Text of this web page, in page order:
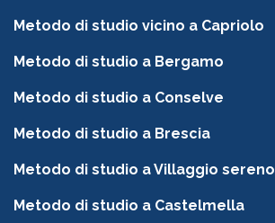
Metodo di studio vicino a Capriolo
Metodo di studio a Bergamo
Metodo di studio a Conselve
Metodo di studio a Brescia
Metodo di studio a Villaggio sereno
Metodo di studio a Castelmella